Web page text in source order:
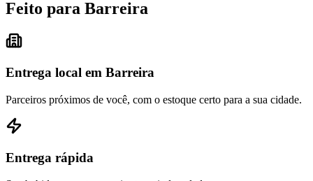
Feito para Barreira
Entrega local em Barreira
Parceiros próximos de você, com o estoque certo para a sua cidade.
Entrega rápida